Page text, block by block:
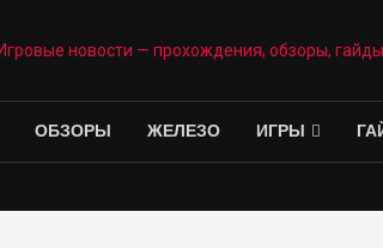
ОБЗОРЫ ЖЕЛЕЗО ИГРЫ